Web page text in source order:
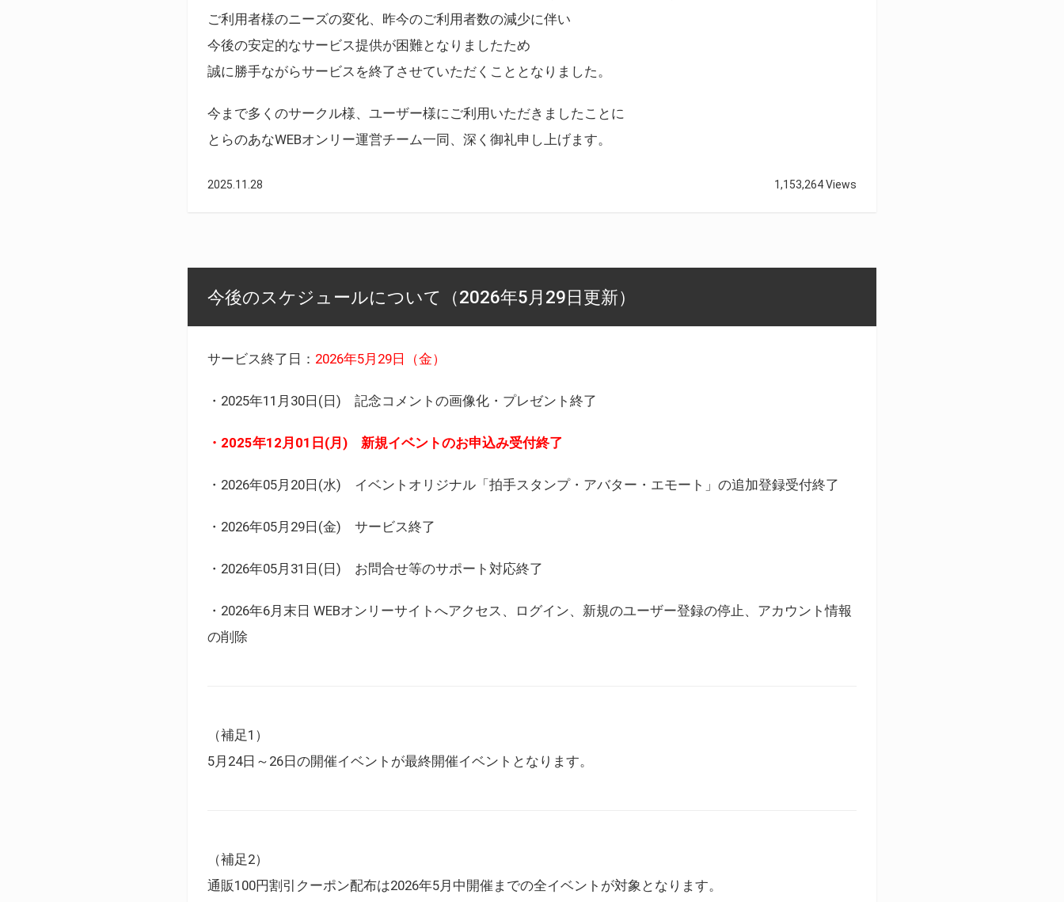
ご利用者様のニーズの変化、昨今のご利用者数の減少に伴い
今後の安定的なサービス提供が困難となりましたため
誠に勝手ながらサービスを終了させていただくこととなりました。
今まで多くのサークル様、ユーザー様にご利用いただきましたことに
とらのあなWEBオンリー運営チーム一同、深く御礼申し上げます。
2025.11.28 1,153,264 Views
今後のスケジュールについて（2026年5月29日更新）
サービス終了日： 2026年5月29日（金）
・2025年11月30日(日) 記念コメントの画像化・プレゼント終了
・2025年12月01日(月) 新規イベントのお申込み受付終了
・2026年05月20日(水) イベントオリジナル「拍手スタンプ・アバター・エモート」の追加登録受付終了
・2026年05月29日(金) サービス終了
・2026年05月31日(日) お問合せ等のサポート対応終了
・2026年6月末日 WEBオンリーサイトへアクセス、ログイン、新規のユーザー登録の停止、アカウント情報
の削除
（補足1）
5月24日～26日の開催イベントが最終開催イベントとなります。
（補足2）
通販100円割引クーポン配布は2026年5月中開催までの全イベントが対象となります。